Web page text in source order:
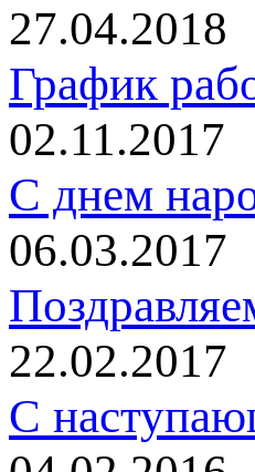
27.04.2018
График
02.11.2017
C днем
06.03.2017
22.02.2017
С